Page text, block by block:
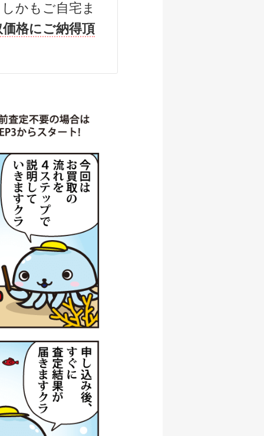
円
07/05
06/06
06/06
06/06
円
06/06
円
06/06
円
06/06
円
06/06
円
06
円
06/06
かもご自宅ま
格にご納得頂